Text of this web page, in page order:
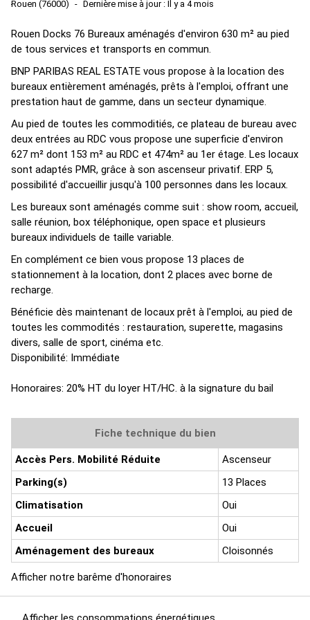
Rouen (76000) Dernière mise à jour : Il y a 4 mois
Rouen Docks 76 Bureaux aménagés d'environ 630 m² au pied
de tous services et transports en commun.
BNP PARIBAS REAL ESTATE vous propose à la location des
bureaux entièrement aménagés, prêts à l'emploi, offrant une
prestation haut de gamme, dans un secteur dynamique.
Au pied de toutes les commoditiés, ce plateau de bureau avec
deux entrées au RDC vous propose une superficie d'environ
627 m² dont 153 m² au RDC et 474m² au 1er étage. Les locaux
sont adaptés PMR, grâce à son ascenseur privatif. ERP 5,
possibilité d'accueillir jusqu'à 100 personnes dans les locaux.
Les bureaux sont aménagés comme suit : show room, accueil,
salle réunion, box téléphonique, open space et plusieurs
bureaux individuels de taille variable.
En complément ce bien vous propose 13 places de
stationnement à la location, dont 2 places avec borne de
recharge.
Bénéficie dès maintenant de locaux prêt à l'emploi, au pied de
toutes les commodités : restauration, superette, magasins
divers, salle de sport, cinéma etc.
Disponibilité: Immédiate
Honoraires: 20% HT du loyer HT/HC. à la signature du bail
Fiche technique du bien
Accès Pers. Mobilité Réduite
Ascenseur
Parking(s)
13 Places
Climatisation
Oui
Accueil
Oui
Aménagement des bureaux
Cloisonnés
Afficher notre barême d'honoraires